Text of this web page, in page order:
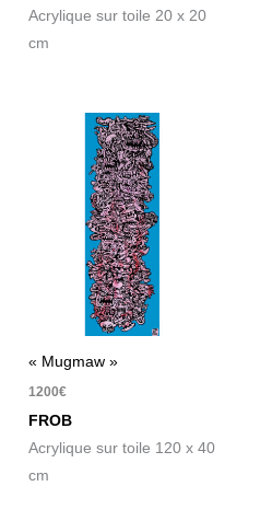
Acrylique sur toile 20 x 20
cm
« Mugmaw »
1200€
FROB
Acrylique sur toile 120 x 40
cm